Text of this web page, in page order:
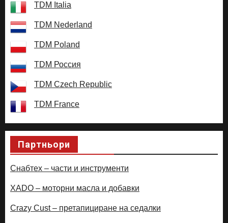
TDM Italia
TDM Nederland
TDM Poland
TDM Россия
TDM Czech Republic
TDM France
Партньори
Снабтех – части и инструменти
XADO – моторни масла и добавки
Crazy Cust – претапициране на седалки